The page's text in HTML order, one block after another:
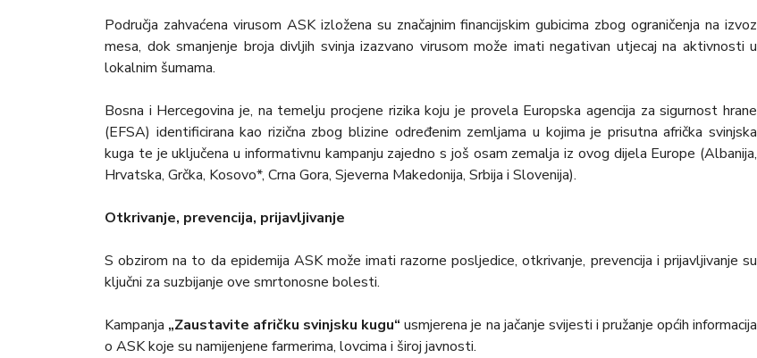
Područja zahvaćena virusom ASK izložena su značajnim financijskim gubicima zbog ograničenja na izvoz
mesa, dok smanjenje broja divljih svinja izazvano virusom može imati negativan utjecaj na aktivnosti u
lokalnim šumama.
Bosna i Hercegovina je, na temelju procjene rizika koju je provela Europska agencija za sigurnost hrane
(EFSA) identificirana kao rizična zbog blizine određenim zemljama u kojima je prisutna afrička svinjska
kuga te je uključena u informativnu kampanju zajedno s još osam zemalja iz ovog dijela Europe (Albanija,
Hrvatska, Grčka, Kosovo*, Crna Gora, Sjeverna Makedonija, Srbija i Slovenija).
Otkrivanje, prevencija, prijavljivanje
S obzirom na to da epidemija ASK može imati razorne posljedice, otkrivanje, prevencija i prijavljivanje su
ključni za suzbijanje ove smrtonosne bolesti.
Kampanja „Zaustavite afričku svinjsku kugu“ usmjerena je na jačanje svijesti i pružanje općih informacija
o ASK koje su namijenjene farmerima, lovcima i široj javnosti.